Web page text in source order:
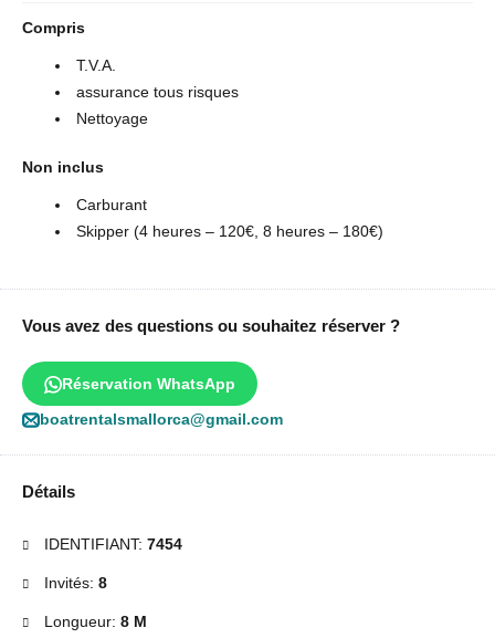
Compris
T.V.A.
assurance tous risques
Nettoyage
Non inclus
Carburant
Skipper (4 heures – 120€, 8 heures – 180€)
Vous avez des questions ou souhaitez réserver ?
Réservation WhatsApp
boatrentalsmallorca@gmail.com
Détails
IDENTIFIANT: 7454
Invités: 8
Longueur: 8 M